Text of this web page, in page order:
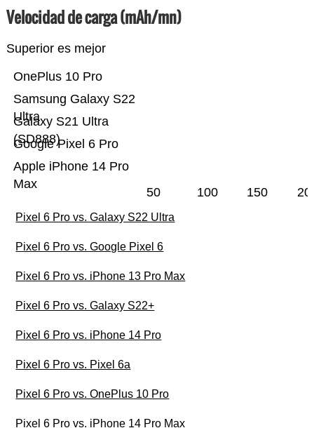
Velocidad de carga (mAh/mn)
Superior es mejor
Apple iPhone 14 Pro
Max
Google Pixel 6 Pro
Galaxy S21 Ultra
(SD888)
Samsung Galaxy S22
Ultra
OnePlus 10 Pro
50 100 150
Pixel 6 Pro vs. Galaxy S22 Ultra
Pixel 6 Pro vs. Google Pixel 6
Pixel 6 Pro vs. iPhone 13 Pro Max
Pixel 6 Pro vs. Galaxy S22+
Pixel 6 Pro vs. iPhone 14 Pro
Pixel 6 Pro vs. Pixel 6a
Pixel 6 Pro vs. OnePlus 10 Pro
Pixel 6 Pro vs. iPhone 14 Pro Max